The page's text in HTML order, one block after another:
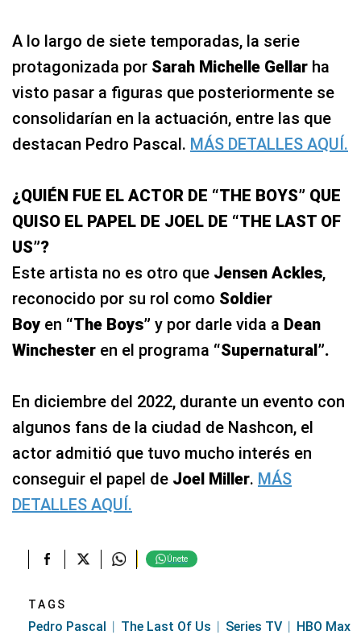
A lo largo de siete temporadas, la serie
protagonizada por Sarah Michelle Gellar ha
visto pasar a figuras que posteriormente se
consolidarían en la actuación, entre las que
destacan Pedro Pascal. MÁS DETALLES AQUÍ.
¿QUIÉN FUE EL ACTOR DE “THE BOYS” QUE
QUISO EL PAPEL DE JOEL DE “THE LAST OF
US”?
Este artista no es otro que Jensen Ackles,
reconocido por su rol como Soldier
Boy en “The Boys” y por darle vida a Dean
Winchester en el programa “Supernatural”.
En diciembre del 2022, durante un evento con
algunos fans de la ciudad de Nashcon, el
actor admitió que tuvo mucho interés en
conseguir el papel de Joel Miller. MÁS
DETALLES AQUÍ.
Únete
TAGS
Pedro Pascal The Last Of Us Series TV
HBO Max